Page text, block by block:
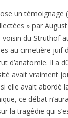
un
» par
du Struthof
au cimetière juif
d’anatomie. Il a
avait vraiment
elle avait abordé
ce débat
la tragédie qui